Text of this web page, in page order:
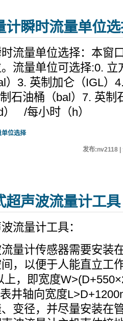
计瞬时流量单位
流量单位选择：本窗
流量单位可选择:0. 立
）3. 英制加仑（IGL）
石油桶（bal）7. 英制
/每小时（h）
单位选择
发布:nv2118 |
超声波流量计工具
流量计工具：
量计传感器需要安装
，以便于人能直立工
上，即宽度
井轴向宽度
变径，并尽量安装在